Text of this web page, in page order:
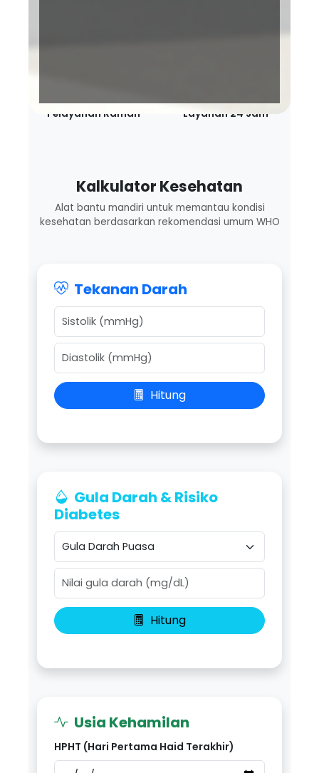
Pelayanan Ramah Layanan 24 Jam
Kalkulator Kesehatan
Alat bantu mandiri untuk memantau kondisi
kesehatan berdasarkan rekomendasi umum WHO
Tekanan Darah
Hitung
Gula Darah & Risiko
Diabetes
Hitung
Usia Kehamilan
HPHT (Hari Pertama Haid Terakhir)